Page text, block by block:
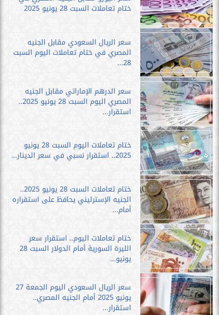
ختام تعاملات السبت 28 يونيو 2025
سعر الريال السعودي مقابل الجنيه
المصري في ختام تعاملات اليوم السبت
28...
سعر الدرهم الإماراتي مقابل الجنيه
المصري اليوم السبت 28 يونيو 2025..
استقرار...
ختام تعاملات اليوم السبت 28 يونيو
2025.. استقرار نسبي في سعر الدينار...
ختام تعاملات السبت 28 يونيو 2025..
الجنيه الإسترليني يحافظ على استقراره
أمام...
ختام تعاملات اليوم.. استقرار سعر
الليرة السورية أمام الدولار السبت 28
يونيو...
سعر الريال السعودي اليوم الجمعة 27
يونيو 2025 أمام الجنيه المصري..
استقرار...